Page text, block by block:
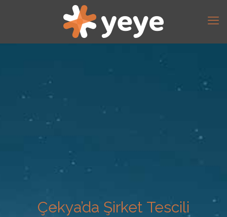
Çekya’da Şirket Tescili